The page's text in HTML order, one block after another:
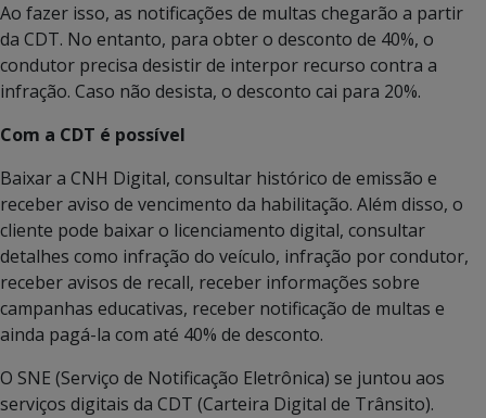
Ao fazer isso, as notificações de multas chegarão a partir
da CDT. No entanto, para obter o desconto de 40%, o
condutor precisa desistir de interpor recurso contra a
infração. Caso não desista, o desconto cai para 20%.
Com a CDT é possível
Baixar a CNH Digital, consultar histórico de emissão e
receber aviso de vencimento da habilitação. Além disso, o
cliente pode baixar o licenciamento digital, consultar
detalhes como infração do veículo, infração por condutor,
receber avisos de recall, receber informações sobre
campanhas educativas, receber notificação de multas e
ainda pagá-la com até 40% de desconto.
O SNE (Serviço de Notificação Eletrônica) se juntou aos
serviços digitais da CDT (Carteira Digital de Trânsito).